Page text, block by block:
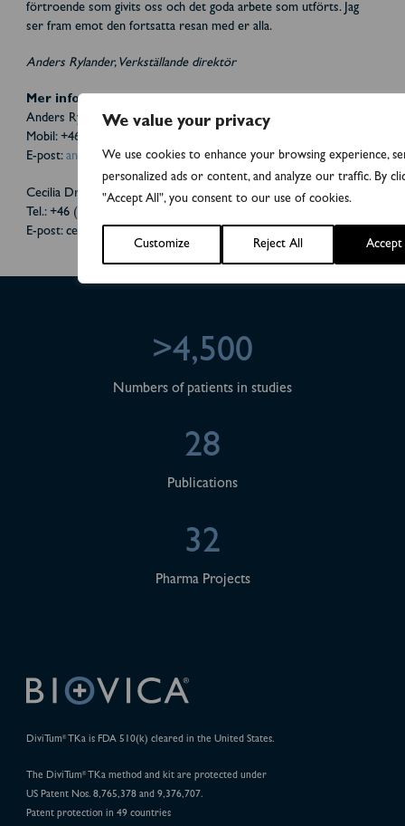
We value your privacy
We use cookies to enhance your browsing experience,
personalized ads or content, and analyze our traffic. By
"Accept All", you consent to our use of cookies.
Customize Reject All Accept
förtroende som givits oss och det goda arbete som utförts. Jag
ser fram emot den fortsatta resan med er alla.
Anders Rylander, Verkställande direktör
Mer information
Anders Rylander, VD Biovica
Mobil: +46 (0) 761 61 21 90
E-post: anders.rylander@biovica.com
Cecilia Driving, EVP CFO/HR/IR Biovica
Tel.: +46 (0)73 125 92 47
E-post: ceclia.driving@biovica.com
>4,500
Numbers of patients in studies
28
Publications
32
Pharma Projects
DiviTum®TKa is FDA 510(k) cleared in the United States.
The DiviTum®TKa method and kit are protected under
US Patent Nos. 8,765,378 and 9,376,707.
Patent protection in 49 countries